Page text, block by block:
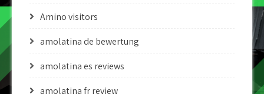
Amino visitors
amolatina de bewertung
amolatina es reviews
amolatina fr review